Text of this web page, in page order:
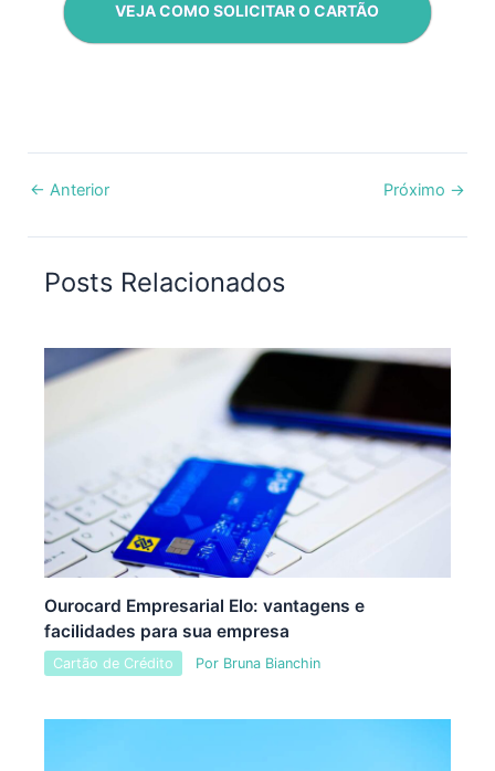
VEJA COMO SOLICITAR O CARTÃO
← Anterior Próximo →
Posts Relacionados
Ourocard Empresarial Elo: vantagens e
facilidades para sua empresa
Cartão de Crédito Por Bruna Bianchin